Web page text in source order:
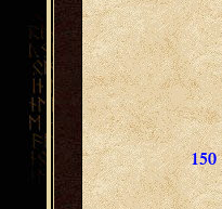
150